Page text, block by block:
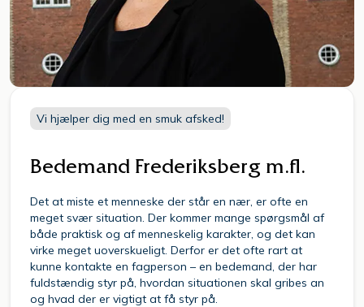
Vi hjælper dig med en smuk afsked!
Bedemand Frederiksberg m.fl.
Det at miste et menneske der står en nær, er ofte en
meget svær situation. Der kommer mange spørgsmål af
både praktisk og af menneskelig karakter, og det kan
virke meget uoverskueligt. Derfor er det ofte rart at
kunne kontakte en fagperson – en bedemand, der har
fuldstændig styr på, hvordan situationen skal gribes an
og hvad der er vigtigt at få styr på.